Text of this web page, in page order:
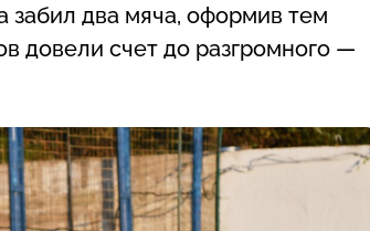
два мяча, оформив тем
довели счет до разгромного —